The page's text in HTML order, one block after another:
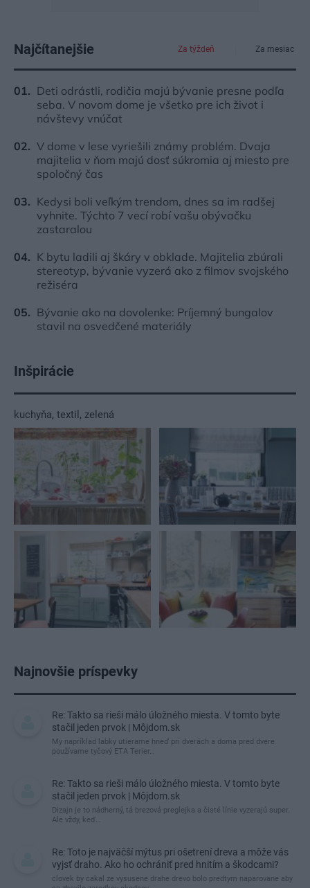
Najčítanejšie Za týždeň Za mesiac
Deti odrástli, rodičia majú bývanie presne podľa
seba. V novom dome je všetko pre ich život i
návštevy vnúčat
V dome v lese vyriešili známy problém. Dvaja
majitelia v ňom majú dosť súkromia aj miesto pre
spoločný čas
Kedysi boli veľkým trendom, dnes sa im radšej
vyhnite. Týchto 7 vecí robí vašu obývačku
zastaralou
K bytu ladili aj škáry v obklade. Majitelia zbúrali
stereotyp, bývanie vyzerá ako z filmov svojského
režiséra
Bývanie ako na dovolenke: Príjemný bungalov
stavil na osvedčené materiály
Inšpirácie
kuchyňa, textil , zelená
Najnovšie príspevky
Re: Takto sa rieši málo úložného miesta. V tomto byte
stačil jeden prvok | Môjdom.sk
My napríklad labky utierame hneď pri dverách a doma pred dvere
používame tyčový ETA Terier…
Re: Takto sa rieši málo úložného miesta. V tomto byte
stačil jeden prvok | Môjdom.sk
Dizajn je to nádherný, tá brezová preglejka a čisté línie vyzerajú super.
Ale vždy, keď…
Re: Toto je najväčší mýtus pri ošetrení dreva a môže vás
vyjsť draho. Ako ho ochrániť pred hnitím a škodcami?
clovek by cakal ze vysusene drahe drevo bolo predtym naparovane aby